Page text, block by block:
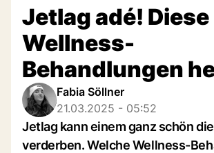
Jetlag adé! Diese
Wellness-
Behandlungen
Fabia Söllner
21.03.2025 - 05:52
Jetlag kann einem ganz schön
verderben. Welche Wellness-